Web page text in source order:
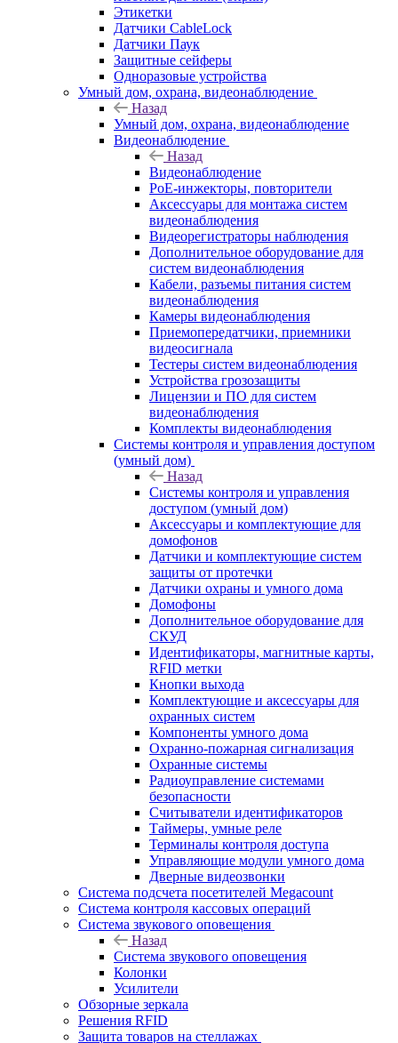
Этикетки
Датчики CableLock
Датчики Паук
Защитные сейферы
Одноразовые устройства
Умный дом, охрана, видеонаблюдение
Назад
Умный дом, охрана, видеонаблюдение
Видеонаблюдение
Назад
Видеонаблюдение
PoE-инжекторы, повторители
Аксессуары для монтажа систем
видеонаблюдения
Видеорегистраторы наблюдения
Дополнительное оборудование для
систем видеонаблюдения
Кабели, разъемы питания систем
видеонаблюдения
Камеры видеонаблюдения
Приемопередатчики, приемники
видеосигнала
Тестеры систем видеонаблюдения
Устройства грозозащиты
Лицензии и ПО для систем
видеонаблюдения
Комплекты видеонаблюдения
Системы контроля и управления доступом
(умный дом)
Назад
Системы контроля и управления
доступом (умный дом)
Аксессуары и комплектующие для
домофонов
Датчики и комплектующие систем
защиты от протечки
Датчики охраны и умного дома
Домофоны
Дополнительное оборудование для
СКУД
Идентификаторы, магнитные карты,
RFID метки
Кнопки выхода
Комплектующие и аксессуары для
охранных систем
Компоненты умного дома
Охранно-пожарная сигнализация
Охранные системы
Радиоуправление системами
безопасности
Считыватели идентификаторов
Таймеры, умные реле
Терминалы контроля доступа
Управляющие модули умного дома
Дверные видеозвонки
Система подсчета посетителей Megacount
Система контроля кассовых операций
Система звукового оповещения
Назад
Система звукового оповещения
Колонки
Усилители
Обзорные зеркала
Решения RFID
Защита товаров на стеллажах